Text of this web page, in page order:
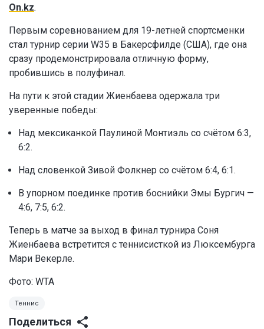
On.kz.
Первым соревнованием для 19-летней спортсменки
стал турнир серии W35 в Бакерсфилде (США), где она
сразу продемонстрировала отличную форму,
пробившись в полуфинал.
На пути к этой стадии Жиенбаева одержала три
уверенные победы:
Над мексиканкой Паулиной Монтиэль со счётом 6:3,
6:2.
Над словенкой Зивой Фолкнер со счётом 6:4, 6:1.
В упорном поединке против боснийки Эмы Бургич —
4:6, 7:5, 6:2.
Теперь в матче за выход в финал турнира Соня
Жиенбаева встретится с теннисисткой из Люксембурга
Мари Векерле.
Фото: WTA
Теннис
Поделиться